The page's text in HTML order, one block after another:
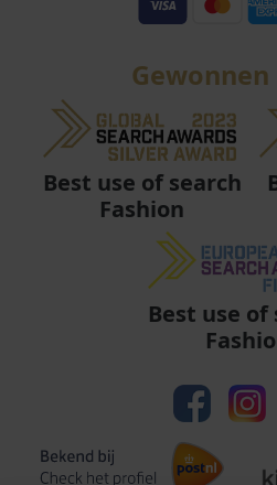
Best use of search
Fashion
Best use of